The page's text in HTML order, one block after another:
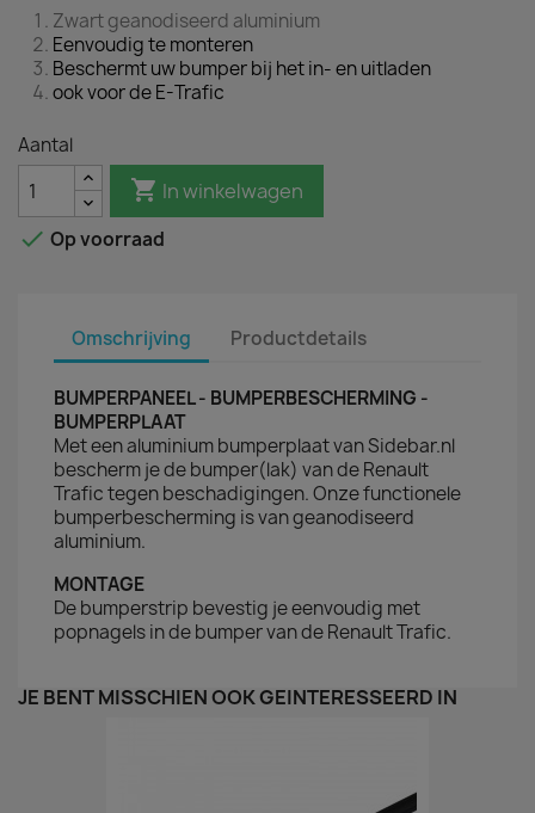
Zwart geanodiseerd aluminium
Eenvoudig te monteren
Beschermt uw bumper bij het in- en uitladen
ook voor de E-Trafic
Aantal
 In winkelwagen
 Op voorraad
Omschrijving Productdetails
BUMPERPANEEL - BUMPERBESCHERMING -
BUMPERPLAAT
Met een aluminium bumperplaat van Sidebar.nl
bescherm je de bumper(lak) van de Renault
Trafic tegen beschadigingen. Onze functionele
bumperbescherming is van geanodiseerd
aluminium.
MONTAGE
De bumperstrip bevestig je eenvoudig met
popnagels in de bumper van de Renault Trafic.
JE BENT MISSCHIEN OOK GEÏNTERESSEERD IN